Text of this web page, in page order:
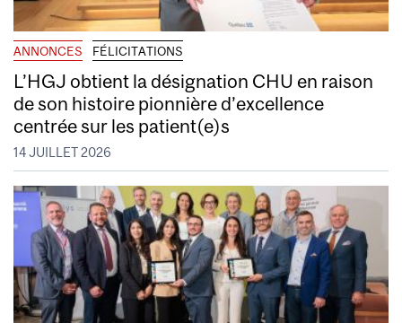
ANNONCES FÉLICITATIONS
L’HGJ obtient la désignation CHU en raison
de son histoire pionnière d’excellence
centrée sur les patient(e)s
14 JUILLET 2026